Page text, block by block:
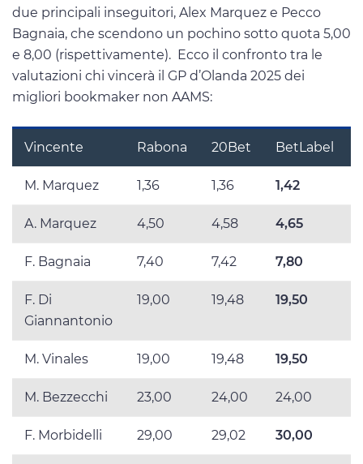
due principali inseguitori, Alex Marquez e Pecco
Bagnaia, che scendono un pochino sotto quota 5,00
e 8,00 (rispettivamente). Ecco il confronto tra le
valutazioni chi vincerà il GP d’Olanda 2025 dei
migliori bookmaker non AAMS:
Vincente Rabona 20Bet BetLabel
M. Marquez 1,36 1,36 1,42
A. Marquez 4,50 4,58 4,65
F. Bagnaia 7,40 7,42 7,80
F. Di
Giannantonio
19,00 19,48 19,50
M. Vinales 19,00 19,48 19,50
M. Bezzecchi 23,00 24,00 24,00
F. Morbidelli 29,00 29,02 30,00